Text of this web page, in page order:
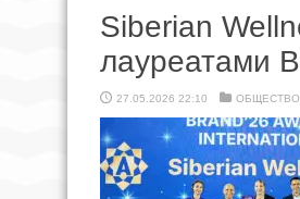
Siberian
лауреатами
27.05.2026 22:10 ОБЩЕСТВО